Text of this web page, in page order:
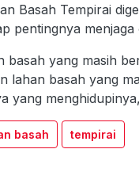
Basah Tempirai
pentingnya menjaga
basah yang masih
lahan basah yang
yang
basah tempirai